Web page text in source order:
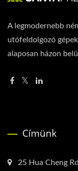
A legmodernebb
utófeldolgozó
alaposan házon
Címünk
25 Hua Cheng